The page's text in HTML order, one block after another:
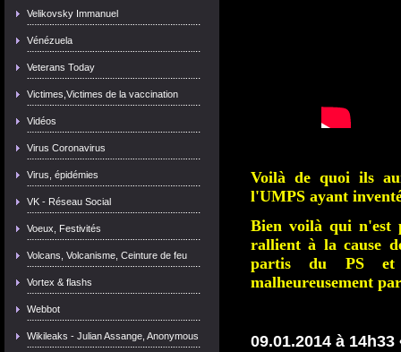
Velikovsky Immanuel
Vénézuela
Veterans Today
Victimes,Victimes de la vaccination
Vidéos
Virus Coronavirus
Virus, épidémies
VK - Réseau Social
Voeux, Festivités
Volcans, Volcanisme, Ceinture de feu
Vortex & flashs
Webbot
Wikileaks - Julian Assange, Anonymous
Voilà de quoi ils
l'UMPS ayant
Bien voilà qui n'est
rallient à la cause
partis du PS et
malheureusement
09.01.2014 à